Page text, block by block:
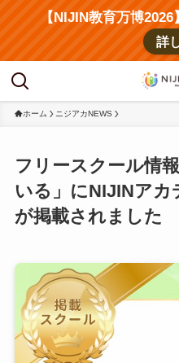
【NIJIN教育万博
詳
ホーム ニジアカNEWS
フリースクール情
いる」にNIJINアカ
が掲載されました